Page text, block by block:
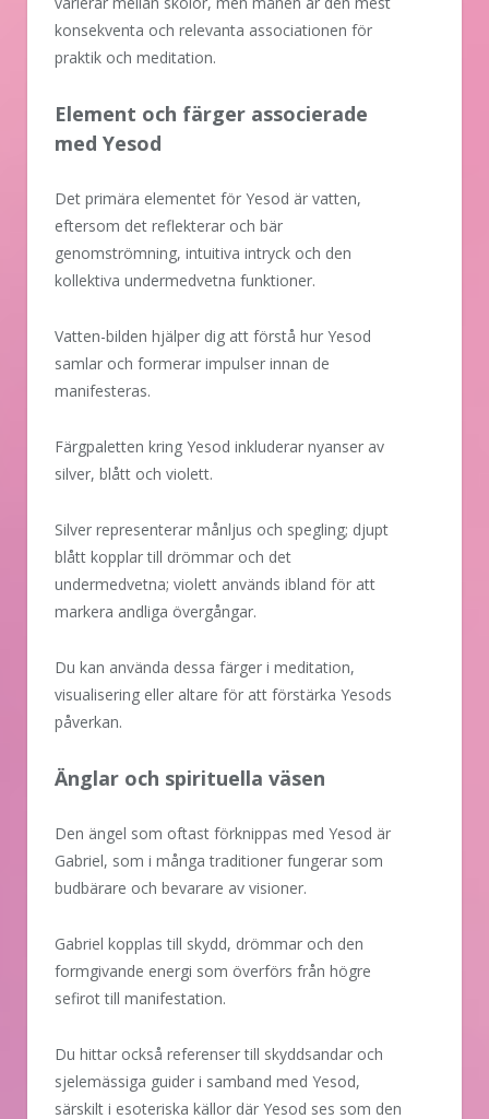
konsekventa och relevanta associationen för
praktik och meditation.
Element och färger associerade
med Yesod
Det primära elementet för Yesod är vatten,
eftersom det reflekterar och bär
genomströmning, intuitiva intryck och den
kollektiva undermedvetna funktioner.
Vatten-bilden hjälper dig att förstå hur Yesod
samlar och formerar impulser innan de
manifesteras.
Färgpaletten kring Yesod inkluderar nyanser av
silver, blått och violett.
Silver representerar månljus och spegling; djupt
blått kopplar till drömmar och det
undermedvetna; violett används ibland för att
markera andliga övergångar.
Du kan använda dessa färger i meditation,
visualisering eller altare för att förstärka Yesods
påverkan.
Änglar och spirituella väsen
Den ängel som oftast förknippas med Yesod är
Gabriel, som i många traditioner fungerar som
budbärare och bevarare av visioner.
Gabriel kopplas till skydd, drömmar och den
formgivande energi som överförs från högre
sefirot till manifestation.
Du hittar också referenser till skyddsandar och
sjelemässiga guider i samband med Yesod,
särskilt i esoteriska källor där Yesod ses som den